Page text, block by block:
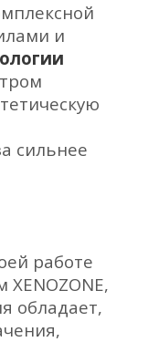
и
сильнее
работе
обладает,